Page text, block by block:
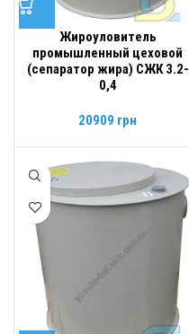
Жироуловитель
промышленный цеховой
(сепаратор жира) СЖК 3.2-
0,4
20909 грн